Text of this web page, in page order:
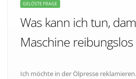
GELÖSTE FRAGE
Was kann ich tun,
Maschine reibungslos
Ich möchte in der Ölpresse reklamieren.